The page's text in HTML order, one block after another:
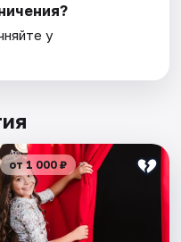
у
от 1 000 ₽